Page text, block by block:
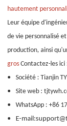
hautement
Leur équipe
de vie personnalisé
production, ainsi
gros Contactez-les ici
Société : Tianjin
Site web :
WhatsApp : +86
E-